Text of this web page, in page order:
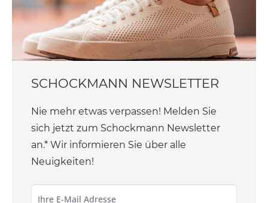
SCHOCKMANN NEWSLETTER
Nie mehr etwas verpassen! Melden Sie
sich jetzt zum Schockmann Newsletter
an.* Wir informieren Sie über alle
Neuigkeiten!